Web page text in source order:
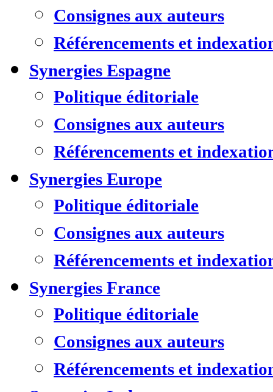
Consignes aux auteurs
Référencements et
Synergies Espagne
Politique éditoriale
Consignes aux auteurs
Référencements et
Synergies Europe
Politique éditoriale
Consignes aux auteurs
Référencements et
Synergies France
Politique éditoriale
Consignes aux auteurs
Référencements et